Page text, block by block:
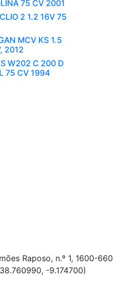
75 CV 2001
2 1.2 16V 75
MCV KS 1.5
2012
W202 C 200 D
75 CV 1994
Raposo, n.º 1, 1600-660
-9.174700)